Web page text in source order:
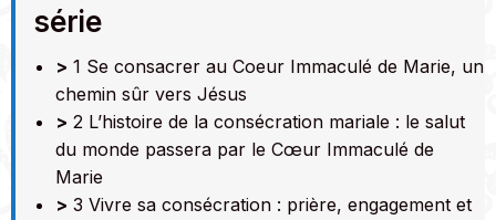
série
> 1 Se consacrer au Coeur Immaculé de Marie, un
chemin sûr vers Jésus
> 2 L’histoire de la consécration mariale : le salut
du monde passera par le Cœur Immaculé de
Marie
> 3 Vivre sa consécration : prière, engagement et